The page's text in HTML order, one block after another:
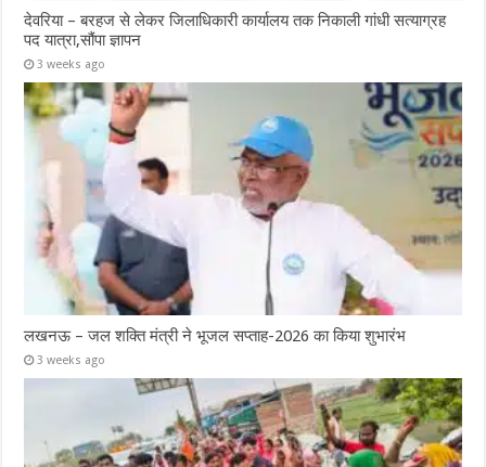
देवरिया – बरहज से लेकर जिलाधिकारी कार्यालय तक निकाली गांधी सत्याग्रह
पद यात्रा,सौंपा ज्ञापन
3 weeks ago
लखनऊ – जल शक्ति मंत्री ने भूजल सप्ताह-2026 का किया शुभारंभ
3 weeks ago